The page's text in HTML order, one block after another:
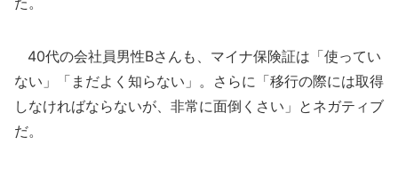
40代の会社員男性Bさんも、マイナ保険証は「使ってい
ない」「まだよく知らない」。さらに「移行の際には取得
しなければならないが、非常に面倒くさい」とネガティブ
だ。